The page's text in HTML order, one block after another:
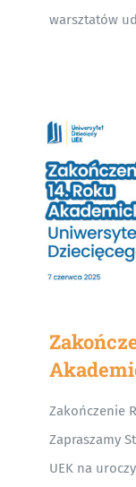
warsztatów
Zakończenie
Zapraszamy
UEK na